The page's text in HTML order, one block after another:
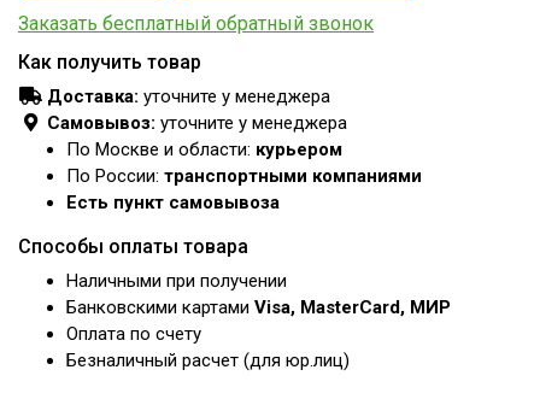
Заказать бесплатный обратный звонок
Как получить товар
Доставка: уточните у менеджера
Самовывоз: уточните у менеджера
По Москве и области: курьером
По России: транспортными компаниями
Есть пункт самовывоза
Способы оплаты товара
Наличными при получении
Банковскими картами Visa, MasterCard, МИР
Оплата по счету
Безналичный расчет (для юр.лиц)